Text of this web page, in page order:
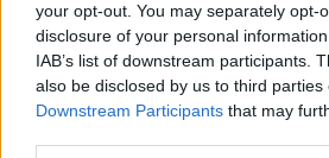
your opt-out. You may separately opt-
disclosure of your personal
IAB’s list of downstream participants.
also be disclosed by us to third parties
Downstream Participants that may
Μην χάνεις είδηση. Βάλε το
Google
ΠΡΟΣΘΕΣΕ ΤΟCRETA24